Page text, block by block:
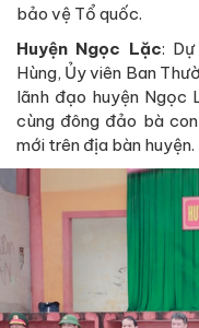
bảo vệ Tổ quốc.
Huyện Ngọc Lặc:
Hùng, Ủy viên Ban
lãnh đạo huyện Ngọc
cùng đông đảo bà
mới trên địa bàn huyện.